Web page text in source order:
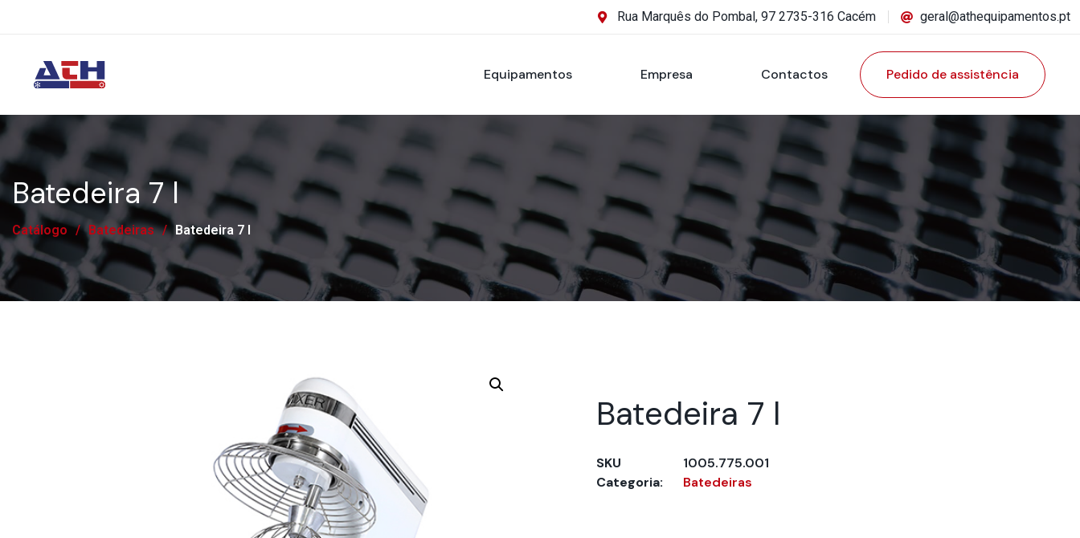
Rua Marquês do Pombal, 97 2735-316 Cacém geral@athequipamentos.pt
Equipamentos Empresa Contactos Pedido de assistência
Batedeira 7 l
Catálogo / Batedeiras / Batedeira 7 l
Batedeira 7 l
SKU
1005.775.001
Categoria:
Batedeiras